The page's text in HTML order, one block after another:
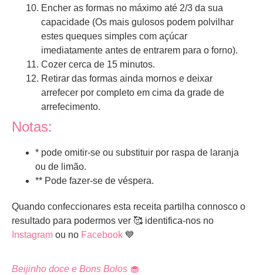
Encher as formas no máximo até 2/3 da sua
capacidade (Os mais gulosos podem polvilhar
estes queques simples com açúcar
imediatamente antes de entrarem para o forno).
Cozer cerca de 15 minutos.
Retirar das formas ainda mornos e deixar
arrefecer por completo em cima da grade de
arrefecimento.
Notas:
* pode omitir-se ou substituir por raspa de laranja
ou de limão.
** Pode fazer-se de véspera.
Quando confeccionares esta receita partilha connosco o
resultado para podermos ver 🥰 identifica-nos no
Instagram ou no Facebook 💙
Beijinho doce e Bons Bolos 🧁